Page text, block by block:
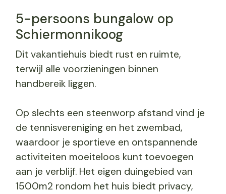
5-persoons bungalow op
Schiermonnikoog
Dit vakantiehuis biedt rust en ruimte,
terwijl alle voorzieningen binnen
handbereik liggen.
Op slechts een steenworp afstand vind je
de tennisvereniging en het zwembad,
waardoor je sportieve en ontspannende
activiteiten moeiteloos kunt toevoegen
aan je verblijf. Het eigen duingebied van
1500m2 rondom het huis biedt privacy,